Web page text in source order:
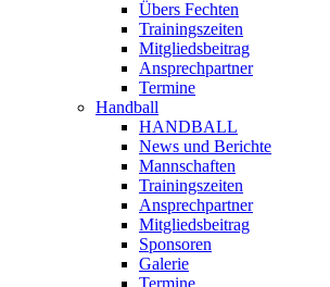
Übers Fechten
Trainingszeiten
Mitgliedsbeitrag
Ansprechpartner
Termine
Handball
HANDBALL
News und Berichte
Mannschaften
Trainingszeiten
Ansprechpartner
Mitgliedsbeitrag
Sponsoren
Galerie
Termine